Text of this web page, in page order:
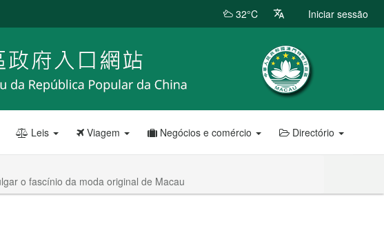
32°C Iniciar sessão
Leis Viagem Negócios e comércio Directório
o fascínio da moda original de Macau